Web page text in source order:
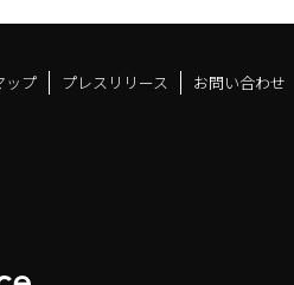
ップ プレスリリース お問い合わせ
アンドスペー
ース